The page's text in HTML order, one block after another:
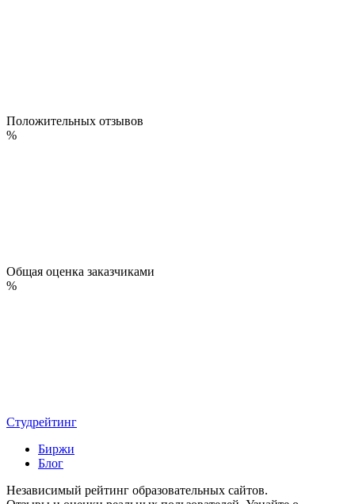
Положительных отзывов
%
Общая оценка заказчиками
%
Студрейтинг
Биржи
Блог
Независимый рейтинг образовательных сайтов.